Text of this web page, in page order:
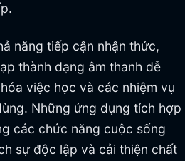
năng tiếp cận nhận thức,
thành dạng âm thanh dễ
việc học và các nhiệm vụ
Những ứng dụng tích hợp
các chức năng cuộc sống
sự độc lập và cải thiện chất